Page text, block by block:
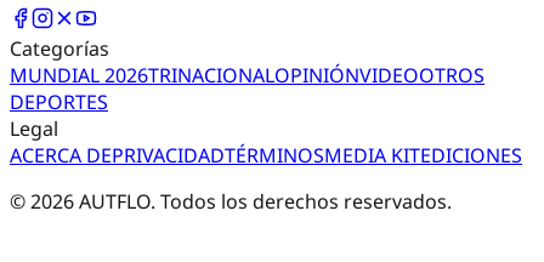
Categorías
MUNDIAL 2026TRINACIONALOPINIÓNVIDEOOTROS
DEPORTES
Legal
ACERCA DEPRIVACIDADTÉRMINOSMEDIA KITEDICIONES
©2026AUTFLO. Todos los derechos reservados.